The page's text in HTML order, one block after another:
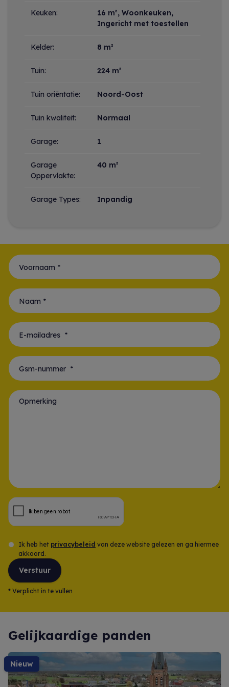
Keuken: 16 m², Woonkeuken,
Ingericht met toestellen
Kelder: 8 m²
Tuin: 224 m²
Tuin oriëntatie: Noord-Oost
Tuin kwaliteit: Normaal
Garage: 1
Garage
Oppervlakte:
40 m²
Garage Types: Inpandig
Ik heb het privacybeleid van deze website gelezen en ga hiermee
akkoord.
Verstuur
* Verplicht in te vullen
Gelijkaardige panden
nieuw